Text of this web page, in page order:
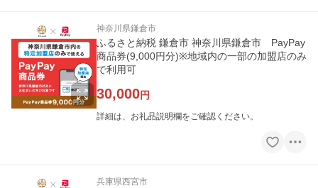
神奈川県鎌倉市
ふるさと納税 鎌倉市 神奈川県鎌倉市 PayPay
商品券(9,000円分)※地域内の一部の加盟店のみ
で利用可
30,000円
詳細は、お礼品説明欄をご確認ください。
兵庫県西宮市